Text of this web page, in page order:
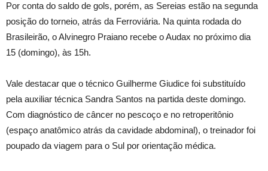
Por conta do saldo de gols, porém, as Sereias estão na segunda
posição do torneio, atrás da Ferroviária. Na quinta rodada do
Brasileirão, o Alvinegro Praiano recebe o Audax no próximo dia
15 (domingo), às 15h.
Vale destacar que o técnico Guilherme Giudice foi substituído
pela auxiliar técnica Sandra Santos na partida deste domingo.
Com diagnóstico de câncer no pescoço e no retroperitônio
(espaço anatômico atrás da cavidade abdominal), o treinador foi
poupado da viagem para o Sul por orientação médica.